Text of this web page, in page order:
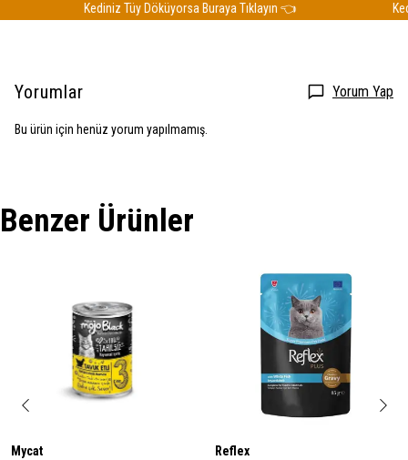
Kediniz Tüy Döküyorsa Buraya Tıklayın 👈
Yorumlar Yorum Yap
Bu ürün için henüz yorum yapılmamış.
Benzer Ürünler
Mycat Reflex